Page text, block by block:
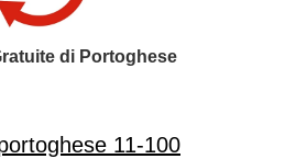
di Portoghese
11-100